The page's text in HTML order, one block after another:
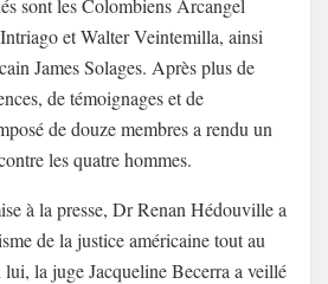
et Walter Veintemilla, ainsi
James Solages. Après plus de
de témoignages et de
de douze membres a rendu un
les quatre hommes.
à la presse, Dr Renan Hédouville a
de la justice américaine tout au
la juge Jacqueline Becerra a veillé